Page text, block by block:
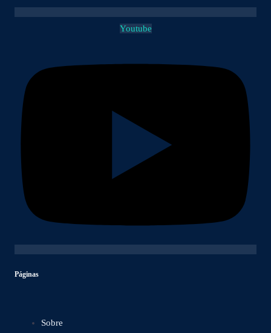
Youtube
Páginas
Sobre